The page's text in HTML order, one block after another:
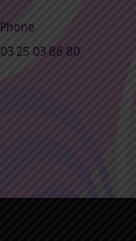
Phone
03 25 03 86 80